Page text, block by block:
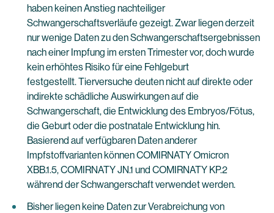
haben keinen Anstieg nachteiliger
Schwangerschaftsverläufe gezeigt. Zwar liegen derzeit
nur wenige Daten zu den Schwangerschaftsergebnissen
nach einer Impfung im ersten Trimester vor, doch wurde
kein erhöhtes Risiko für eine Fehlgeburt
festgestellt. Tierversuche deuten nicht auf direkte oder
indirekte schädliche Auswirkungen auf die
Schwangerschaft, die Entwicklung des Embryos/Fötus,
die Geburt oder die postnatale Entwicklung hin.
Basierend auf verfügbaren Daten anderer
Impfstoffvarianten können COMIRNATY Omicron
XBB.1.5, COMIRNATY JN.1 und COMIRNATY KP.2
während der Schwangerschaft verwendet werden.
Bisher liegen keine Daten zur Verabreichung von